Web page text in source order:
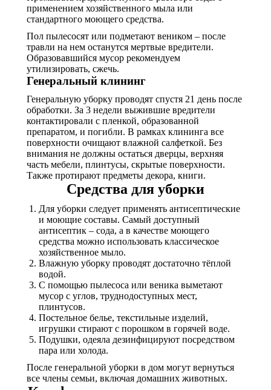
применением хозяйственного мыла или
стандартного моющего средства.
Пол пылесосят или подметают веником – после
травли на нем останутся мертвые вредители.
Образовавшийся мусор рекомендуем
утилизировать, сжечь.
Генеральный клининг
Генеральную уборку проводят спустя 21 день после
обработки. За 3 недели выжившие вредители
контактировали с пленкой, образованной
препаратом, и погибли. В рамках клининга все
поверхности очищают влажной салфеткой. Без
внимания не должны остаться дверцы, верхняя
часть мебели, плинтусы, скрытые поверхности.
Также протирают предметы декора, книги.
Средства для уборки
Для уборки следует применять антисептические
и моющие составы. Самый доступный
антисептик – сода, а в качестве моющего
средства можно использовать классическое
хозяйственное мыло.
Влажную уборку проводят достаточно тёплой
водой.
С помощью пылесоса или веника выметают
мусор с углов, труднодоступных мест,
плинтусов.
Постельное белье, текстильные изделий,
игрушки стирают с порошком в горячей воде.
Подушки, одеяла дезинфицируют посредством
пара или холода.
После генеральной уборки в дом могут вернуться
все члены семьи, включая домашних животных.